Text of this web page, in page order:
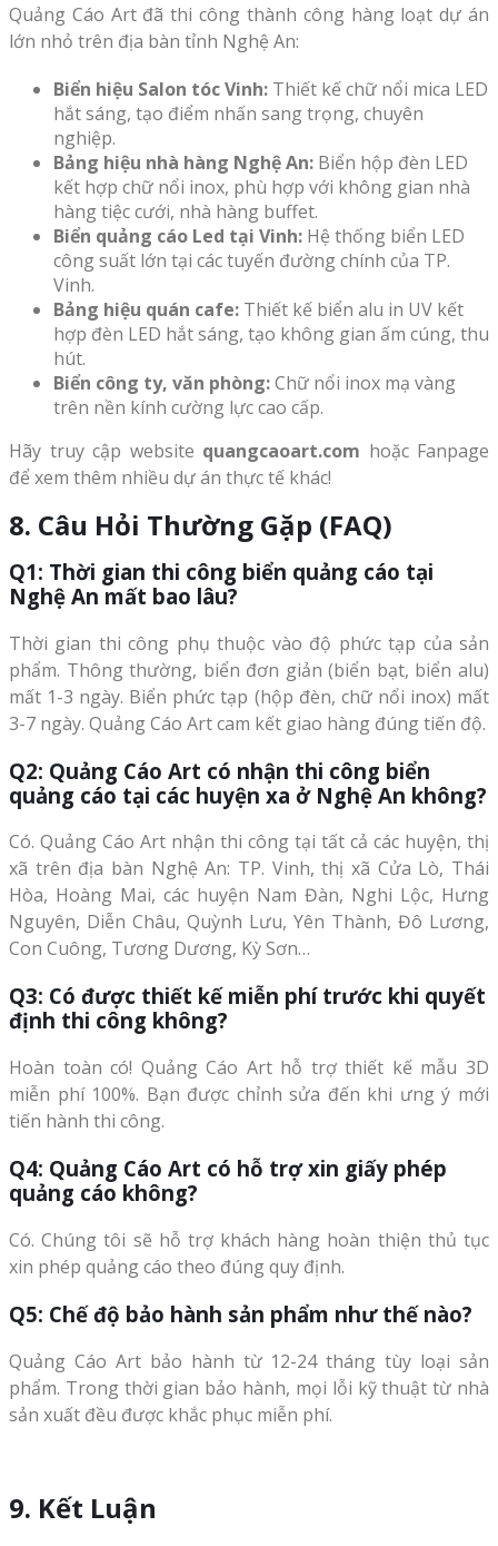
Quảng Cáo Art đã thi công thành công hàng loạt dự án
lớn nhỏ trên địa bàn tỉnh Nghệ An:
Biển hiệu Salon tóc Vinh: Thiết kế chữ nổi mica LED
hắt sáng, tạo điểm nhấn sang trọng, chuyên
nghiệp.
Bảng hiệu nhà hàng Nghệ An: Biển hộp đèn LED
kết hợp chữ nổi inox, phù hợp với không gian nhà
hàng tiệc cưới, nhà hàng buffet.
Biển quảng cáo Led tại Vinh: Hệ thống biển LED
công suất lớn tại các tuyến đường chính của TP.
Vinh.
Bảng hiệu quán cafe: Thiết kế biển alu in UV kết
hợp đèn LED hắt sáng, tạo không gian ấm cúng, thu
hút.
Biển công ty, văn phòng:Chữ nổi inox mạ vàng
trên nền kính cường lực cao cấp.
Hãy truy cập website quangcaoart.com hoặc Fanpage
để xem thêm nhiều dự án thực tế khác!
8. Câu Hỏi Thường Gặp (FAQ)
Q1: Thời gian thi công biển quảng cáo tại
Nghệ An mất bao lâu?
Thời gian thi công phụ thuộc vào độ phức tạp của sản
phẩm. Thông thường, biển đơn giản (biển bạt, biển alu)
mất 1-3 ngày. Biển phức tạp (hộp đèn, chữ nổi inox) mất
3-7 ngày. Quảng Cáo Art cam kết giao hàng đúng tiến độ.
Q2: Quảng Cáo Art có nhận thi công biển
quảng cáo tại các huyện xa ở Nghệ An không?
Có. Quảng Cáo Art nhận thi công tại tất cả các huyện, thị
xã trên địa bàn Nghệ An: TP. Vinh, thị xã Cửa Lò, Thái
Hòa, Hoàng Mai, các huyện Nam Đàn, Nghi Lộc, Hưng
Nguyên, Diễn Châu, Quỳnh Lưu, Yên Thành, Đô Lương,
Con Cuông, Tương Dương, Kỳ Sơn…
Q3: Có được thiết kế miễn phí trước khi quyết
định thi công không?
Hoàn toàn có! Quảng Cáo Art hỗ trợ thiết kế mẫu 3D
miễn phí 100%. Bạn được chỉnh sửa đến khi ưng ý mới
tiến hành thi công.
Q4: Quảng Cáo Art có hỗ trợ xin giấy phép
quảng cáo không?
Có. Chúng tôi sẽ hỗ trợ khách hàng hoàn thiện thủ tục
xin phép quảng cáo theo đúng quy định.
Q5: Chế độ bảo hành sản phẩm như thế nào?
Quảng Cáo Art bảo hành từ 12-24 tháng tùy loại sản
phẩm. Trong thời gian bảo hành, mọi lỗi kỹ thuật từ nhà
sản xuất đều được khắc phục miễn phí.
9. Kết Luận